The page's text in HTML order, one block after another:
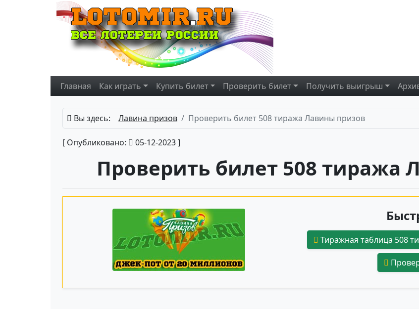
Главная Как играть Купить билет Проверить билет Получить выигрыш
Вы здесь: Лавина призов Проверить билет 508 тиража Лавины призов
[ Опубликовано: 05-12-2023 ]
Проверить билет 508 тиража
Тиражная таблица 508